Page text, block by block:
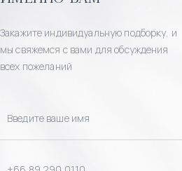
Закажите индивидуальную подборку, и
мы свяжемся с вами для обсуждения
всех пожеланий